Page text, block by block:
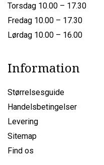
Torsdag 10.00 – 17.30
Fredag 10.00 – 17.30
Lørdag 10.00 – 16.00
Information
Størrelsesguide
Handelsbetingelser
Levering
Sitemap
Find os